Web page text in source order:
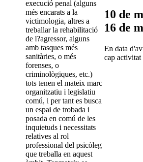
execució penal (alguns
més encarats a la
victimologia, altres a
treballar la rehabilitació
de l?agressor, alguns
amb tasques més
sanitàries, o més
forenses, o
criminològiques, etc.)
tots tenen el mateix marc
organitzatiu i legislatiu
comú, i per tant es busca
un espai de trobada i
posada en comú de les
inquietuds i necessitats
relatives al rol
professional del psicòleg
que treballa en aquest
10 de
16 de
En data
cap activitat